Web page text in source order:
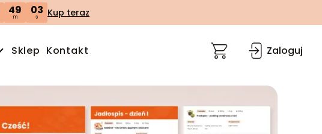
49
m
03
s Kup teraz
Sklep Kontakt Zaloguj